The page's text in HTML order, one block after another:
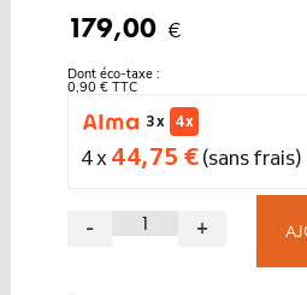
179,00 €
Dont éco-taxe :
0,90 € TTC
3 x
4 x
4 x 44,75 €(sans frais)
- +